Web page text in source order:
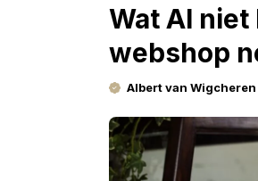
Wat AI
webshop
Albert van Wigcheren